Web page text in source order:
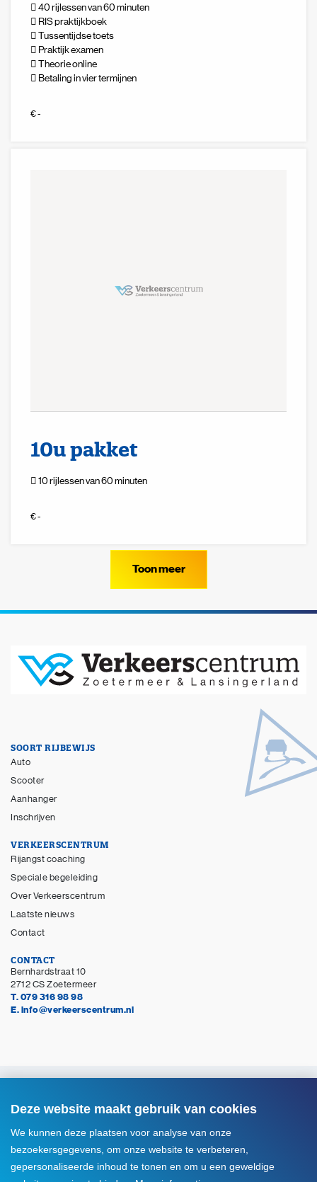
Deze website maakt gebruik van cookies
We kunnen deze plaatsen voor analyse van onze
bezoekersgegevens, om onze website te verbeteren,
gepersonaliseerde inhoud te tonen en om u een geweldige
Zoeken naar
40 rijlessen van 60 minuten
RIS praktijkboek
Tussentijdse toets
Praktijk examen
Theorie online
Betaling in vier termijnen
€ -
10u pakket
10 rijlessen van 60 minuten
€ -
Toon meer
SOORT RIJBEWIJS
Auto
Scooter
Aanhanger
Inschrijven
VERKEERSCENTRUM
Rijangst coaching
Speciale begeleiding
Over Verkeerscentrum
Laatste nieuws
Contact
CONTACT
Bernhardstraat 10
2712 CS Zoetermeer
T. 079 316 98 98
E. info@verkeerscentrum.nl
Alle rechten voorbehouden
Cookie instellingen